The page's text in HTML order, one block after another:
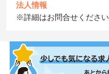
法人情報
※詳細はお問合せください